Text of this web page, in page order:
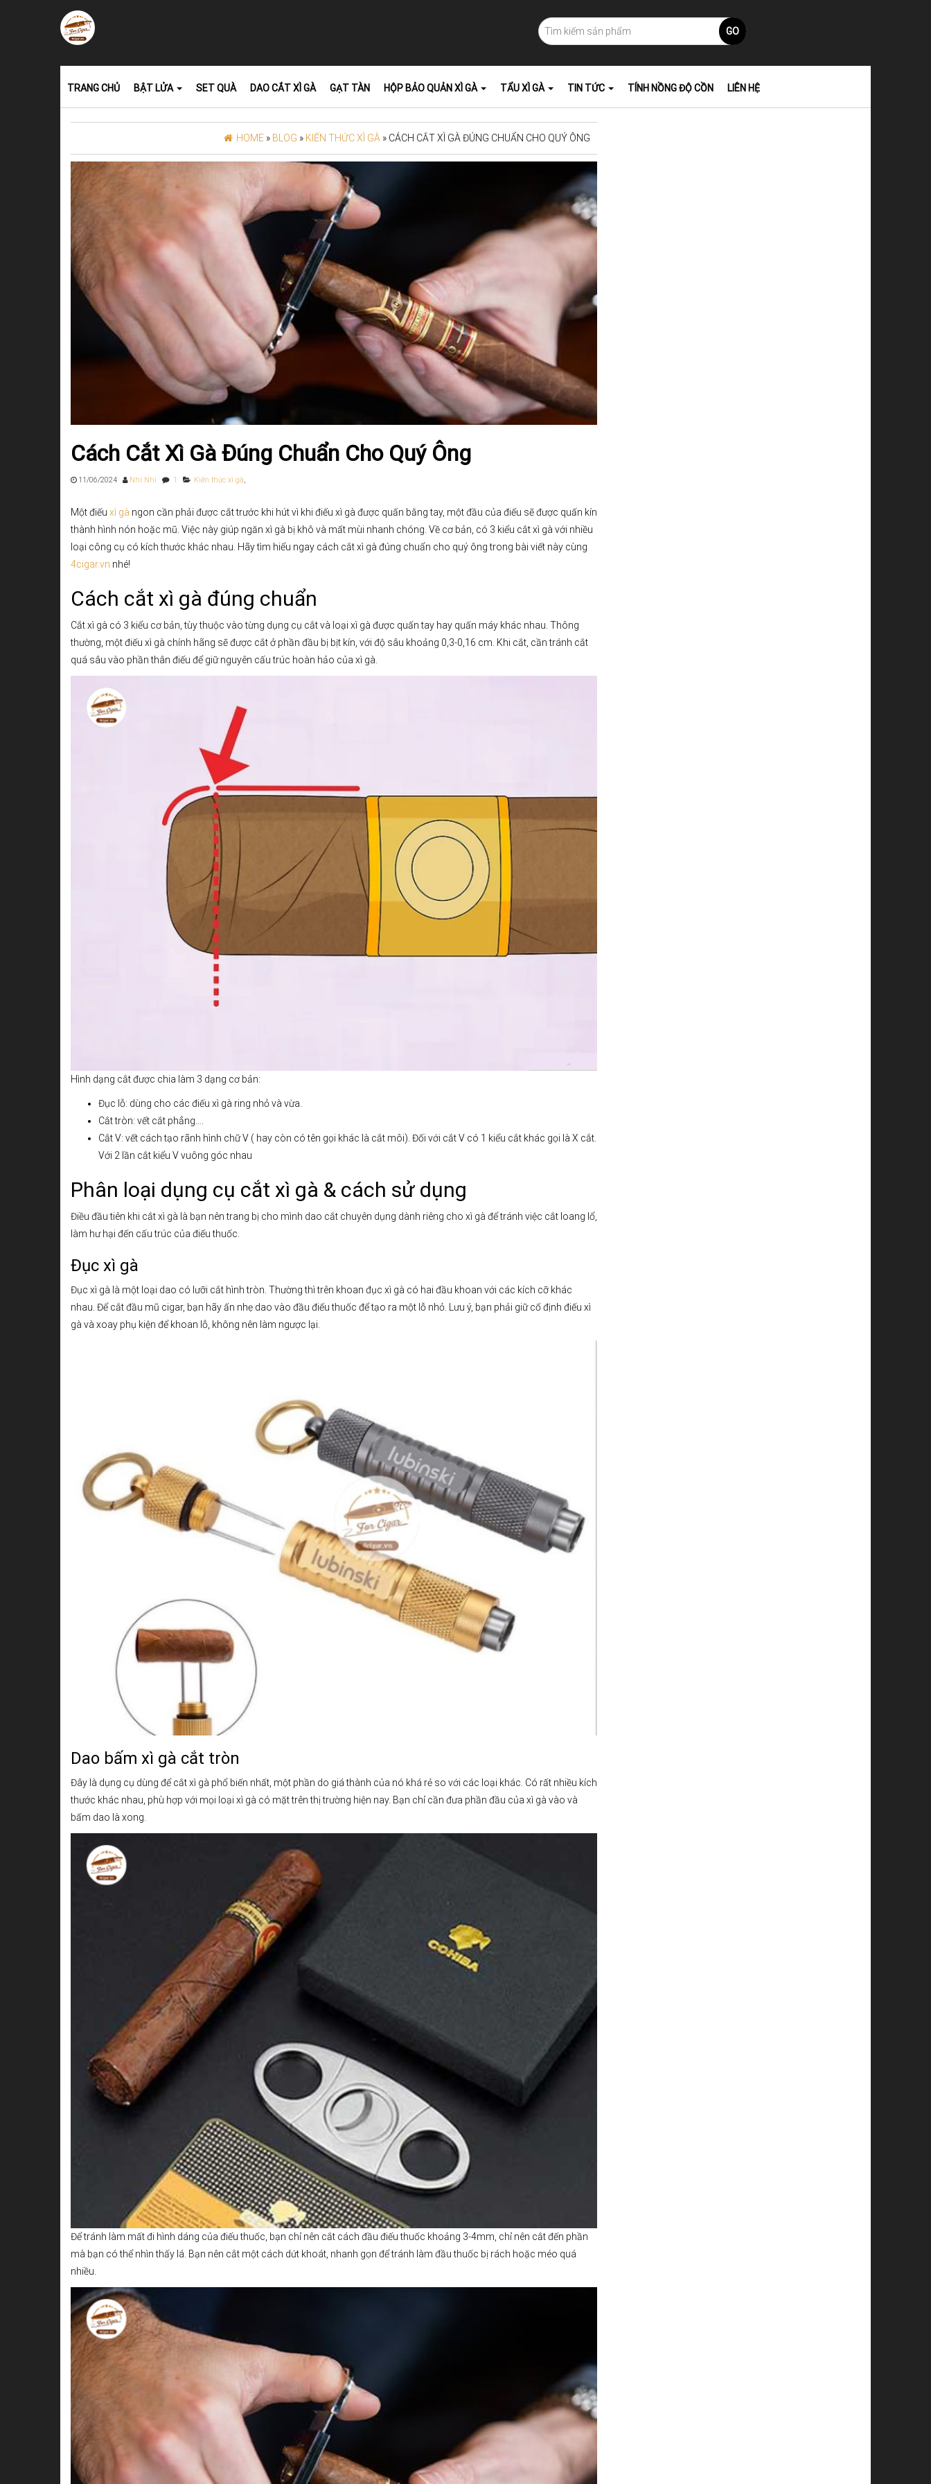
GO
TRANG CHỦ BẬT LỬA SET QUÀ DAO CẮT XÌ GÀ GẠT TÀN HỘP BẢO QUẢN XÌ GÀ TẨU XÌ GÀ TIN TỨC TÍNH NỒNG ĐỘ CỒN LIÊN HỆ
HOME » BLOG » KIẾN THỨC XÌ GÀ » CÁCH CẮT XÌ GÀ ĐÚNG CHUẨN CHO QUÝ ÔNG
Cách Cắt Xì Gà Đúng Chuẩn Cho Quý Ông
11/06/2024 Nhi Nhi 1 Kiến thức xì gà,
Một điếu xì gà ngon cần phải được cắt trước khi hút vì khi điếu xì gà được quấn bằng tay, một đầu của điếu sẽ được quấn kín
thành hình nón hoặc mũ. Việc này giúp ngăn xì gà bị khô và mất mùi nhanh chóng. Về cơ bản, có 3 kiểu cắt xì gà với nhiều
loại công cụ có kích thước khác nhau. Hãy tìm hiểu ngay cách cắt xì gà đúng chuẩn cho quý ông trong bài viết này cùng
4cigar.vn nhé!
Cách cắt xì gà đúng chuẩn
Cắt xì gà có 3 kiểu cơ bản, tùy thuộc vào từng dụng cụ cắt và loại xì gà được quấn tay hay quấn máy khác nhau. Thông
thường, một điếu xì gà chính hãng sẽ được cắt ở phần đầu bị bịt kín, với độ sâu khoảng 0,3-0,16 cm. Khi cắt, cần tránh cắt
quá sâu vào phần thân điếu để giữ nguyên cấu trúc hoàn hảo của xì gà.
Hình dạng cắt được chia làm 3 dạng cơ bản:
Đục lỗ: dùng cho các điếu xì gà ring nhỏ và vừa.
Cắt tròn: vết cắt phẳng….
Cắt V: vết cách tạo rãnh hình chữ V ( hay còn có tên gọi khác là cắt môi). Đối với cắt V có 1 kiểu cắt khác gọi là X cắt.
Với 2 lần cắt kiểu V vuông góc nhau
Phân loại dụng cụ cắt xì gà & cách sử dụng
Điều đầu tiên khi cắt xì gà là bạn nên trang bị cho mình dao cắt chuyên dụng dành riêng cho xì gà để tránh việc cắt loang lổ,
làm hư hại đến cấu trúc của điếu thuốc.
Đục xì gà
Đục xì gà là một loại dao có lưỡi cắt hình tròn. Thường thì trên khoan đục xì gà có hai đầu khoan với các kích cỡ khác
nhau. Để cắt đầu mũ cigar, bạn hãy ấn nhẹ dao vào đầu điếu thuốc để tạo ra một lỗ nhỏ. Lưu ý, bạn phải giữ cố định điếu xì
gà và xoay phụ kiện để khoan lỗ, không nên làm ngược lại.
Dao bấm xì gà cắt tròn
Đây là dụng cụ dùng để cắt xì gà phổ biến nhất, một phần do giá thành của nó khá rẻ so với các loại khác. Có rất nhiều kích
thước khác nhau, phù hợp với mọi loại xì gà có mặt trên thị trường hiện nay. Bạn chỉ cần đưa phần đầu của xì gà vào và
bấm dao là xong.
Để tránh làm mất đi hình dáng của điếu thuốc, bạn chỉ nên cắt cách đầu điếu thuốc khoảng 3-4mm, chỉ nên cắt đến phần
mà bạn có thể nhìn thấy lá. Bạn nên cắt một cách dứt khoát, nhanh gọn để tránh làm đầu thuốc bị rách hoặc méo quá
nhiều.